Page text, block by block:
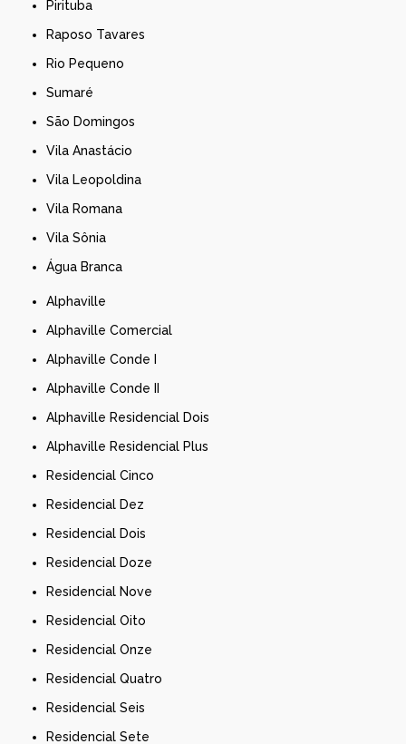
Pirituba
Raposo Tavares
Rio Pequeno
Sumaré
São Domingos
Vila Anastácio
Vila Leopoldina
Vila Romana
Vila Sônia
Água Branca
Alphaville
Alphaville Comercial
Alphaville Conde I
Alphaville Conde II
Alphaville Residencial Dois
Alphaville Residencial Plus
Residencial Cinco
Residencial Dez
Residencial Dois
Residencial Doze
Residencial Nove
Residencial Oito
Residencial Onze
Residencial Quatro
Residencial Seis
Residencial Sete